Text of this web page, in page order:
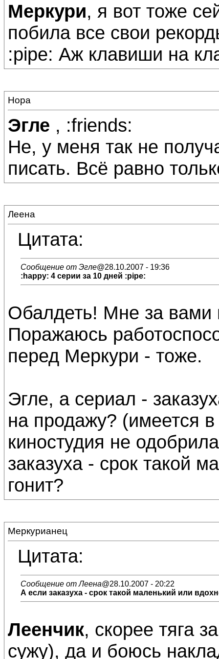
Меркури, я вот тоже
побила все свои
:pipe: Аж клавиши на
Нора
Эгле , :friends:
Не, у меня так не
писать. Всё равно
Леена
Цитата:
Сообщение от Эгле@28.10.2007 - 19:36
:happy: 4 серии за 10 дней :pipe:
Обалдеть! Мне за вами
Поражаюсь
перед Меркури - тоже.
Эгле, а сериал -
на продажу? (имеется в
киностудия не
заказуха - срок такой
гонит?
Меркурианец
Цитата:
Сообщение от Леена@28.10.2007 - 20:22
А если заказуха - срок такой маленький или
Леенчик, скорее тяга
сужу), да и боюсь